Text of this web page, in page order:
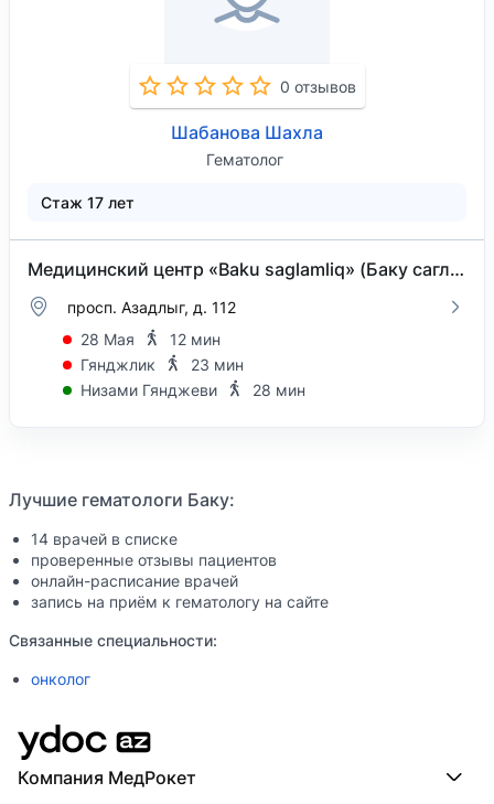
0 отзывов
Шабанова Шахла
Гематолог
Стаж 17 лет
Медицинский центр «Baku saglamliq» (Баку сагламлик)
просп. Азадлыг, д. 112
28 Мая
12 мин
Гянджлик
23 мин
Низами Гянджеви
28 мин
Лучшие гематологи Баку:
14 врачей в списке
проверенные отзывы пациентов
онлайн-расписание врачей
запись на приём к гематологу на сайте
Связанные специальности:
онколог
Компания МедРокет